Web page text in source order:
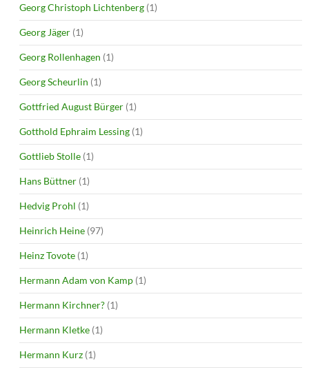
Georg Christoph Lichtenberg (1)
Georg Jäger (1)
Georg Rollenhagen (1)
Georg Scheurlin (1)
Gottfried August Bürger (1)
Gotthold Ephraim Lessing (1)
Gottlieb Stolle (1)
Hans Büttner (1)
Hedvig Prohl (1)
Heinrich Heine (97)
Heinz Tovote (1)
Hermann Adam von Kamp (1)
Hermann Kirchner? (1)
Hermann Kletke (1)
Hermann Kurz (1)